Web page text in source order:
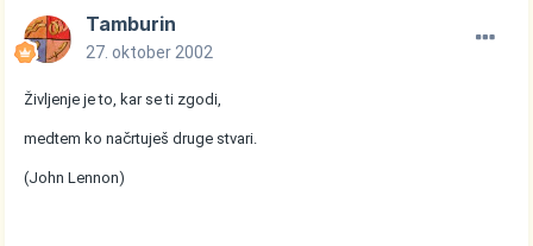
Tamburin
27. oktober 2002
Življenje je to, kar se ti zgodi,
medtem ko načrtuješ druge stvari.
(John Lennon)